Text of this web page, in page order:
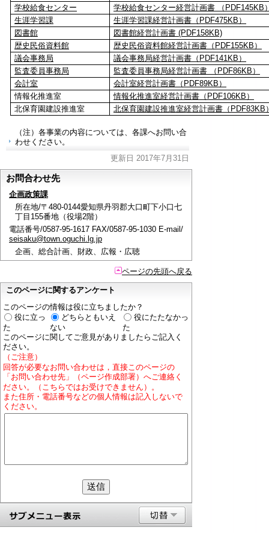
学校給食センター
学校給食センター経営計画書 （PDF145KB
生涯学習課
生涯学習課経営計画書（PDF475KB）
図書館
図書館経営計画書 (PDF158KB)
歴史民俗資料館
歴史民俗資料館経営計画書（PDF155KB）
議会事務局
議会事務局経営計画書（PDF141KB）
監査委員事務局
監査委員事務局経営計画書 （PDF86KB）
会計室
会計室経営計画書（PDF89KB）
情報化推進室
情報化推進室経営計画書（PDF106KB）
北保育園建設推進室
北保育園建設推進室経営計画書（PDF83KB
（注）各事業の内容については、各課へお問い合
わせください。
更新日 2017年7月31日
お問合わせ先
企画政策課
所在地/〒480-0144愛知県丹羽郡大口町下小口七
丁目155番地（役場2階）
電話番号/0587-95-1617 FAX/0587-95-1030 E-mail/
seisaku@town.oguchi.lg.jp
企画、総合計画、財政、広報・広聴
ページの先頭へ戻る
このページに関するアンケート
このページの情報は役に立ちましたか？
役に立っ
た
どちらともいえ
ない
役にたたなかっ
た
このページに関してご意見がありましたらご記入く
ださい。
（ご注意）
回答が必要なお問い合わせは，直接このページの
「お問い合わせ先」（ページ作成部署）へご連絡く
ださい。（こちらではお受けできません）。
また住所・電話番号などの個人情報は記入しないで
ください。